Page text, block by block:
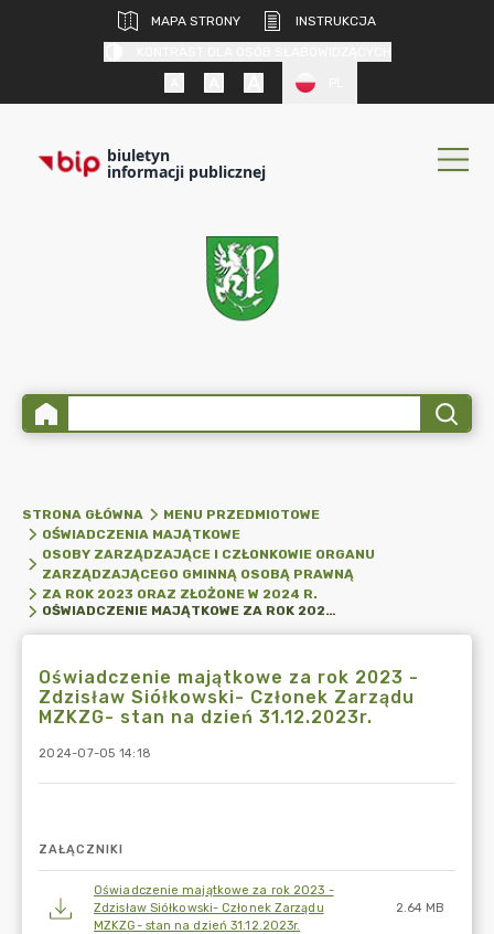
MAPA STRONY
INSTRUKCJA
biuletyn
informacji publicznej
STRONA GŁÓWNA
MENU PRZEDMIOTOWE
OŚWIADCZENIA MAJĄTKOWE
OSOBY ZARZĄDZAJĄCE I CZŁONKOWIE ORGANU
ZARZĄDZAJĄCEGO GMINNĄ OSOBĄ PRAWNĄ
ZA ROK 2023 ORAZ ZŁOŻONE W 2024 R.
OŚWIADCZENIE MAJĄTKOWE ZA ROK 2023 -ZDZISŁAW SIÓŁKOWSKI- CZŁONEK ZARZĄDU MZKZG- STAN NA DZIEŃ 31.12.2023R.
Oświadczenie majątkowe za rok 2023 -
Zdzisław Siółkowski- Członek Zarządu
MZKZG- stan na dzień 31.12.2023r.
2024-07-05 14:18
ZAŁĄCZNIKI
Oświadczenie majątkowe za rok 2023 -
Zdzisław Siółkowski- Członek Zarządu
MZKZG- stan na dzień 31.12.2023r.
2.64 MB